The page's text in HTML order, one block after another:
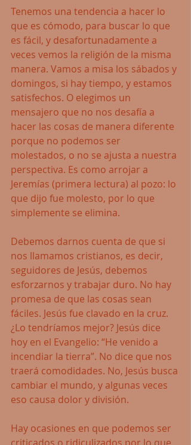
Tenemos una tendencia a hacer lo
que es cómodo, para buscar lo que
es fácil, y desafortunadamente a
veces vemos la religión de la misma
manera. Vamos a misa los sábados y
domingos, si hay tiempo, y estamos
satisfechos. O elegimos un
mensajero que no nos desafía a
hacer las cosas de manera diferente
porque no podemos ser
molestados, o no se ajusta a nuestra
perspectiva. Es como arrojar a
Jeremías (primera lectura) al pozo: lo
que dijo fue molesto, por lo que
simplemente se elimina.
Debemos darnos cuenta de que si
nos llamamos cristianos, es decir,
seguidores de Jesús, debemos
esforzarnos y trabajar duro. No hay
promesa de que las cosas sean
fáciles. Jesús fue clavado en la cruz.
¿Lo tendríamos mejor? Jesús dice
hoy en el Evangelio: “He venido a
incendiar la tierra”. No dice que nos
traerá comodidades. No, Jesús busca
cambiar el mundo, y algunas veces
eso causa dolor y división.
Hay ocasiones en que podemos ser